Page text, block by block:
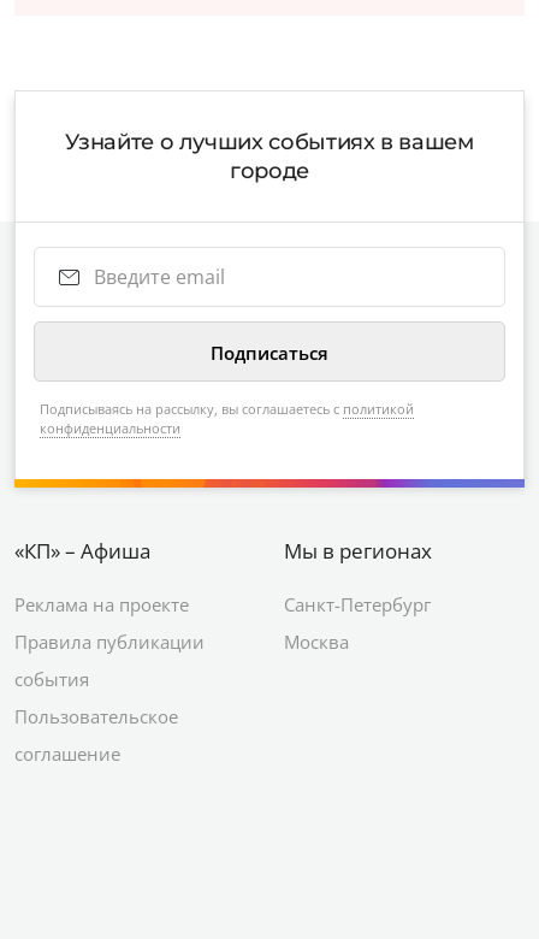
Узнайте о лучших событиях в вашем
городе
Подписываясь на рассылку, вы соглашаетесь с политикой
конфиденциальности
«КП» – Афиша
Реклама на проекте
Правила публикации
события
Пользовательское
соглашение
Мы в регионах
Санкт-Петербург
Москва